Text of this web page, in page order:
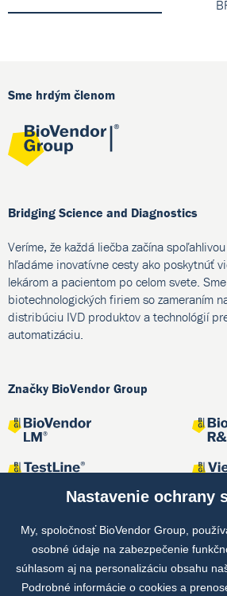
Sme hrdým členom
Bridging Science and Diagnostics
Veríme, že každá liečba začína
hľadáme inovatívne cesty ako poskytnúť
lekárom a pacientom po celom svete.
biotechnologických firiem so zameraním
distribúciu IVD produktov a technológií
automatizáciu.
Značky BioVendor Group
Spoločné projekty
Nastavenie ochrany
My, spoločnosť BioVendor Group,
osobné údaje na zabezpečenie
súhlasom aj na personalizáciu obsahu
Podrobné informácie o cookies a